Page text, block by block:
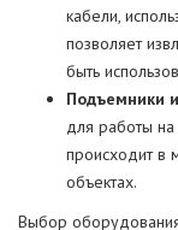
кабели,
позволяет
быть
Подъемники
для работы
происходит в
объектах.
Выбор